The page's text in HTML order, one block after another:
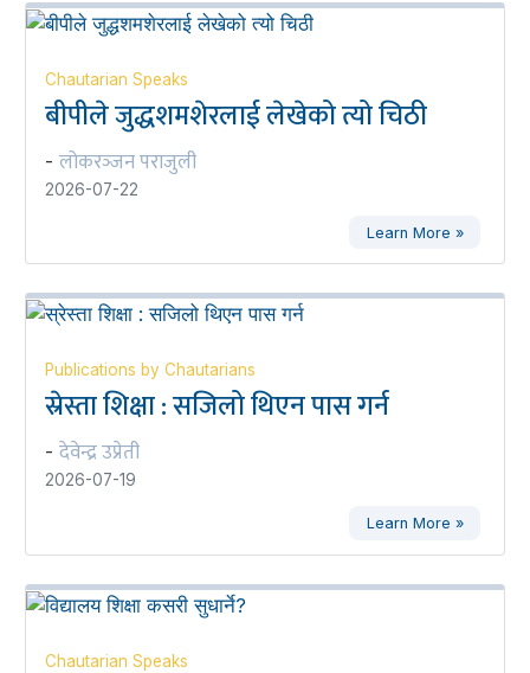
Chautarian Speaks
बीपीले जुद्धशमशेरलाई लेखेको त्यो चिठी
- लोकरञ्‍जन पराजुली
2026-07-22
Learn More »
Publications by Chautarians
स्रेस्ता शिक्षा : सजिलो थिएन पास गर्न
- देवेन्द्र उप्रेती
2026-07-19
Learn More »
Chautarian Speaks